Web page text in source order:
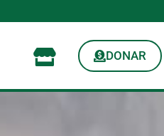
DONAR